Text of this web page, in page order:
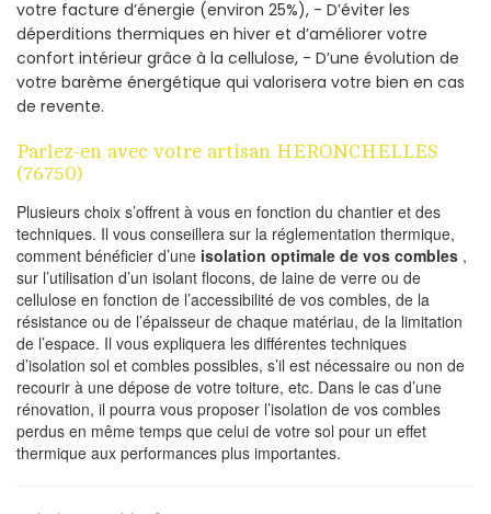
votre facture d’énergie (environ 25%), - D’éviter les
déperditions thermiques en hiver et d’améliorer votre
confort intérieur grâce à la cellulose, - D’une évolution de
votre barème énergétique qui valorisera votre bien en cas
de revente.
Parlez-en avec votre artisan HERONCHELLES
(76750)
Plusieurs choix s’offrent à vous en fonction du chantier et des
techniques. Il vous conseillera sur la réglementation thermique,
comment bénéficier d’une isolation optimale de vos combles ,
sur l’utilisation d’un isolant flocons, de laine de verre ou de
cellulose en fonction de l’accessibilité de vos combles, de la
résistance ou de l’épaisseur de chaque matériau, de la limitation
de l’espace. Il vous expliquera les différentes techniques
d’isolation sol et combles possibles, s’il est nécessaire ou non de
recourir à une dépose de votre toiture, etc. Dans le cas d’une
rénovation, il pourra vous proposer l’isolation de vos combles
perdus en même temps que celui de votre sol pour un effet
thermique aux performances plus importantes.